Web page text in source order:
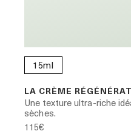
15ml
LA CRÈME
Une texture ultra-riche
sèches.
115€